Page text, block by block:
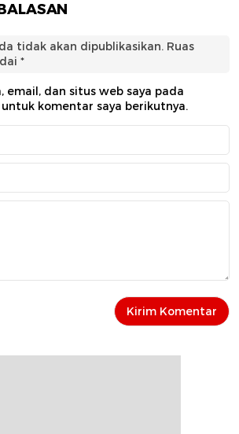
tidak akan dipublikasikan. Ruas
*
email, dan situs web saya pada
komentar saya berikutnya.